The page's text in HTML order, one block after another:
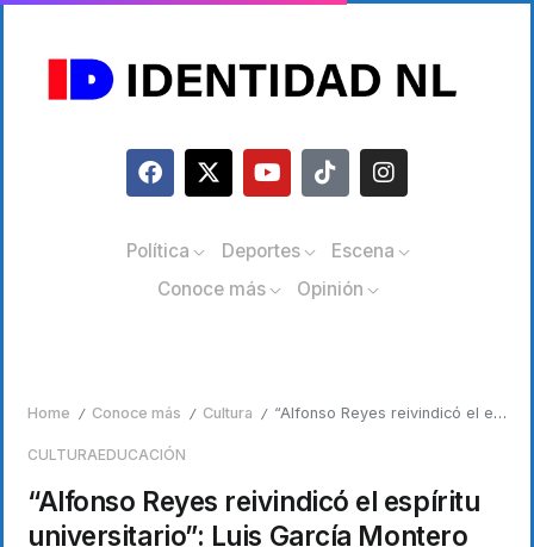
Política Deportes
Escena
Conoce más
Opinión
Home / Conoce más / Cultura / “Alfonso Reyes reivindicó el espíritu universitario”: Luis García Montero
CULTURAEDUCACIÓN
“Alfonso Reyes reivindicó el espíritu
universitario”: Luis García Montero